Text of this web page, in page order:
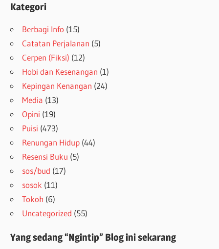
Kategori
Berbagi Info (15)
Catatan Perjalanan (5)
Cerpen (Fiksi) (12)
Hobi dan Kesenangan (1)
Kepingan Kenangan (24)
Media (13)
Opini (19)
Puisi (473)
Renungan Hidup (44)
Resensi Buku (5)
sos/bud (17)
sosok (11)
Tokoh (6)
Uncategorized (55)
Yang sedang “Ngintip” Blog ini sekarang